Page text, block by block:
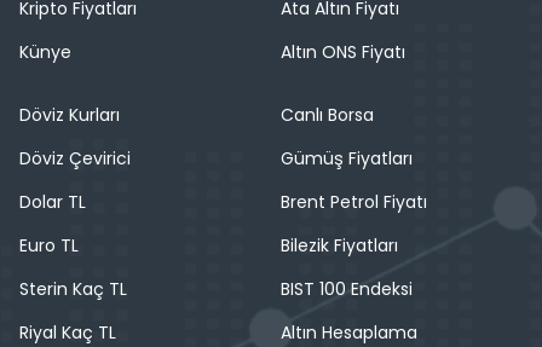
Kripto Fiyatları
Künye
Ata Altın Fiyatı
Altın ONS Fiyatı
Döviz Kurları
Döviz Çevirici
Dolar TL
Euro TL
Sterin Kaç TL
Riyal Kaç TL
Canlı Borsa
Gümüş Fiyatları
Brent Petrol Fiyatı
Bilezik Fiyatları
BIST 100 Endeksi
Altın Hesaplama